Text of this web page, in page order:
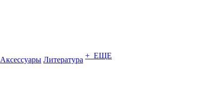
Аксессуары Литература + ЕЩЕ